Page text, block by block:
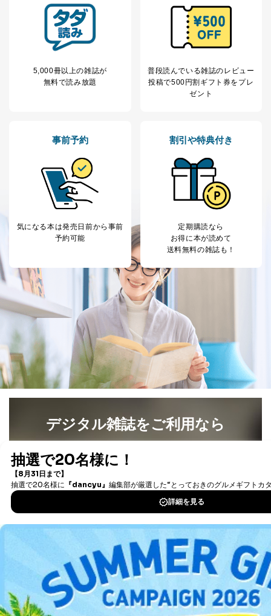
き。
公衆衛生の向上または児童の健全な育成の推進のため
に特に必要がある場合であって、本人の同意を得るこ
とが困難である場合。
国の機関もしくは地方公共団体またはその委託を受け
する必要がある場合であって、本人の同意を得ること
により当該事務の遂行に支障を及ぼすおそれがあると
供先企業に個人情報を開示することがあります。
が、これらに限りません。
委託先：カスタマーサポート支援会社 、クレジッ
トカード決済などの決済代行・料金回収会社、広
告配信サービス会社
提供先：出版社、出版物発売元、卸売会社、販売
店など商品の供給者、梱包会社、配送会社、新聞
販売店などの梱包・配送・配達会社
４．開示対象個人情報の「開示」「訂正」等の請求につ
いて
当社は、本人から、開示対象個人情報について利用目的
の通知を求められた場合には、遅滞なくこれに応じま
す。ただし、以下①～④のいずれかに該当する場合は、
利用目的の通知を行なうことはできません。そのとき
は、本人に遅滞無くその旨を通知するとともに、理由を
説明させていただきます。
①利用目的を本人に通知し、又は公表することによって
本人又は第三者の生命、身体、財産その他の権利利益を
害するおそれがある場合
②利用目的を本人に通知し、又は公表することによって
場合
③国の機関又は地方公共団体が法令の定める事務を遂行
用目的を本人に通知し、又は公表することによって当該
事務の遂行に支障を及ぼすおそれがあるとき
④開示対象個人情報の利用目的が明らかな場合
開示対象個人情報については、保有個人データの本人ま
（内容の訂正、追加または削除）、利用停止等（「利用
の停止または消去」「第三者への提供の停止」）の求め
に対応させていただいております。 当社顧客の皆様の
個人情報は「マイページ」にログインしていただくこと
で、訂正、追加、変更を行っていただくことが出来ま
す。マイページをご利用いただけない方、その他の方に
つきましては、下記Aをご覧ください。 また、ご登録い
ただいた個人情報のうち、市町村などの名称および郵便
5,000冊以上の雑誌が
無料で読み放題
普段読んでいる雑誌のレビュー
投稿で500円割ギフト券をプレ
ゼント
事前予約
気になる本は発売日前から事前
予約可能
割引や特典付き
定期購読なら
お得に本が読めて
送料無料の雑誌も！
デジタル雑誌をご利用なら
書籍）が無料で読み放題！
DOWNLOAD FOR IOS
DOWNLOAD FOR ANDROID
ご利用方法はこちら